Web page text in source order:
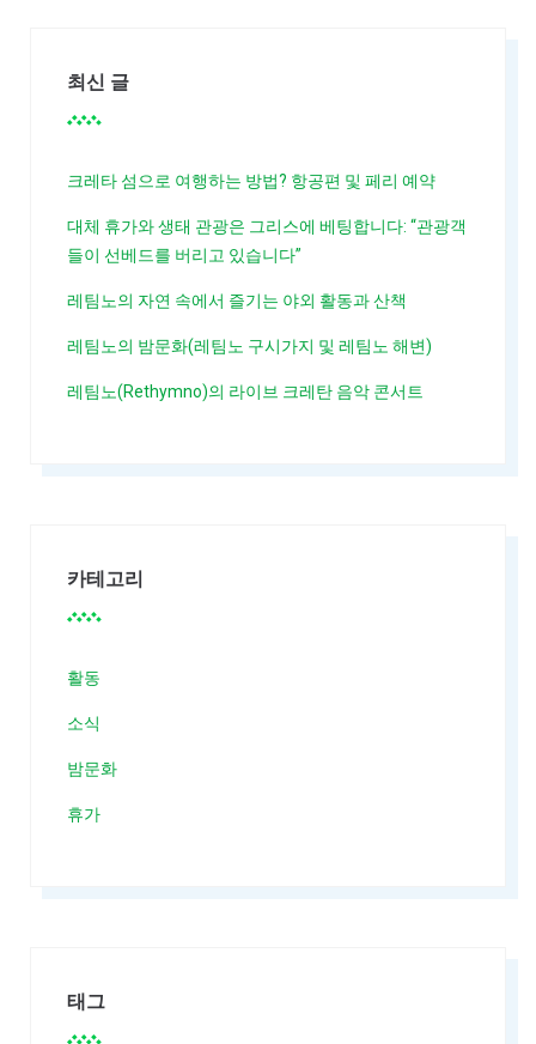
최신 글
크레타 섬으로 여행하는 방법? 항공편 및 페리 예약
대체 휴가와 생태 관광은 그리스에 베팅합니다: “관광객
들이 선베드를 버리고 있습니다”
레팀노의 자연 속에서 즐기는 야외 활동과 산책
레팀노의 밤문화(레팀노 구시가지 및 레팀노 해변)
레팀노(Rethymno)의 라이브 크레탄 음악 콘서트
카테고리
활동
소식
밤문화
휴가
태그